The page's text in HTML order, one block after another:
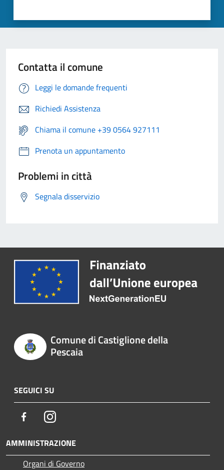
Contatta il comune
Leggi le domande frequenti
Richiedi Assistenza
Chiama il comune +39 0564 927111
Prenota un appuntamento
Problemi in città
Segnala disservizio
Comune di Castiglione della
Pescaia
SEGUICI SU
FacebookInstagram
AMMINISTRAZIONE
Organi di Governo